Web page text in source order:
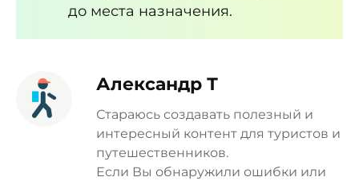
до места назначения.
Александр Т
Стараюсь создавать полезный и
интересный контент для туристов и
путешественников.
Если Вы обнаружили ошибки или